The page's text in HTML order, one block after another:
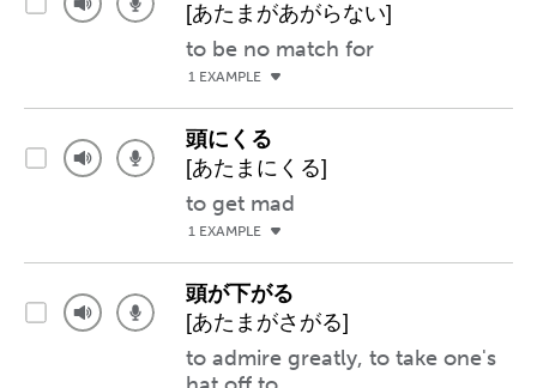
[あたまがあがらない]
to be no match for
1 EXAMPLE
頭にくる
[あたまにくる]
to get mad
1 EXAMPLE
頭が下がる
[あたまがさがる]
to admire greatly, to take one's